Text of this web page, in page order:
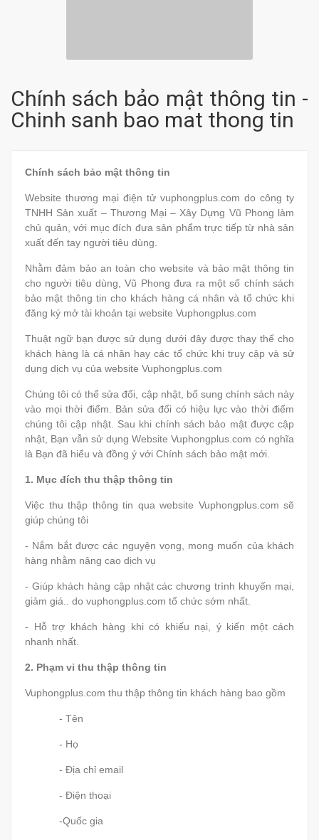
Chính sách bảo mật thông tin -
Chinh sanh bao mat thong tin
Chính sách bảo mật thông tin
Website thương mại điện tử vuphongplus.com do công ty
TNHH Sản xuất – Thương Mại – Xây Dựng Vũ Phong làm
chủ quản, với mục đích đưa sản phẩm trực tiếp từ nhà sản
xuất đến tay người tiêu dùng.
Nhằm đảm bảo an toàn cho website và bảo mật thông tin
cho người tiêu dùng, Vũ Phong đưa ra một số chính sách
bảo mật thông tin cho khách hàng cá nhân và tổ chức khi
đăng ký mở tài khoản tại website Vuphongplus.com
Thuật ngữ bạn được sử dụng dưới đây được thay thế cho
khách hàng là cá nhân hay các tổ chức khi truy cập và sử
dụng dịch vụ của website Vuphongplus.com
Chúng tôi có thể sửa đổi, cập nhật, bổ sung chính sách này
vào mọi thời điểm. Bản sửa đổi có hiệu lực vào thời điểm
chúng tôi cập nhật. Sau khi chính sách bảo mật được cập
nhật, Bạn vẫn sử dụng Website Vuphongplus.com có nghĩa
là Bạn đã hiểu và đồng ý với Chính sách bảo mật mới.
1. Mục đích thu thập thông tin
Việc thu thập thông tin qua website Vuphongplus.com sẽ
giúp chúng tôi
- Nắm bắt được các nguyện vọng, mong muốn của khách
hàng nhằm nâng cao dịch vụ
- Giúp khách hàng cập nhật các chương trình khuyến mại,
giảm giá.. do vuphongplus.com tổ chức sớm nhất.
- Hỗ trợ khách hàng khi có khiếu nại, ý kiến một cách
nhanh nhất.
2. Phạm vi thu thập thông tin
Vuphongplus.com thu thập thông tin khách hàng bao gồm
- Tên
- Họ
- Địa chỉ email
- Điện thoại
-Quốc gia